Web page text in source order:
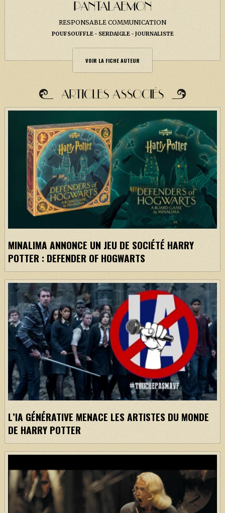
PANTALAEMON
RESPONSABLE COMMUNICATION
POUFSOUFFLE SERDAIGLE JOURNALISTE
VOIR LA FICHE AUTEUR
ARTICLES ASSOCIÉS
MINALIMA ANNONCE UN JEU DE SOCIÉTÉ HARRY
POTTER : DEFENDER OF HOGWARTS
L’IA GÉNÉRATIVE MENACE LES ARTISTES DU MONDE
DE HARRY POTTER